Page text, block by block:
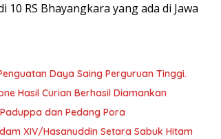
RS Bhayangkara yang ada di Jawa
Daya Saing Perguruan Tinggi.
Hasil Curian Berhasil Diamankan
dan Pedang Pora
XIV/Hasanuddin Setara Sabuk Hitam